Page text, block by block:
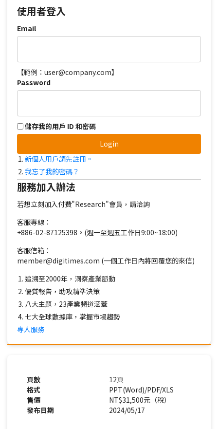
使用者登入
Email
【範例：user@company.com】
Password
儲存我的用戶 ID 和密碼
Login
新個人用戶請先註冊。
我忘了我的密碼？
服務加入辦法
若想立刻加入付費"Research"會員，請洽詢
客服專線：
+886-02-87125398。(週一至週五工作日9:00~18:00)
客服信箱：
member@digitimes.com (一個工作日內將回覆您的來信)
追溯至2000年，洞察產業脈動
優質報告，助攻精準決策
八大主題，23產業頻道涵蓋
七大全球數據庫，掌握市場趨勢
專人服務
頁數
12頁
格式
PPT(Word)/PDF/XLS
售價
NT$31,500元（稅）
發布日期
2024/05/17